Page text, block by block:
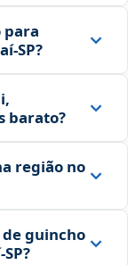
para
barato?
região no
guincho